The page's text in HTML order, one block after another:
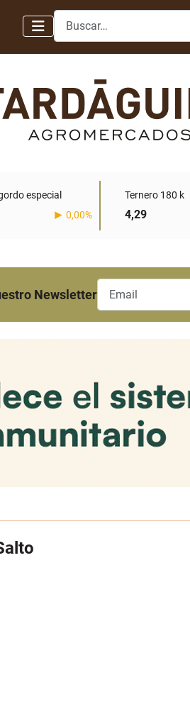
Buscar
especial
0,00%
Ternero 180 k
4,29
Newsletter